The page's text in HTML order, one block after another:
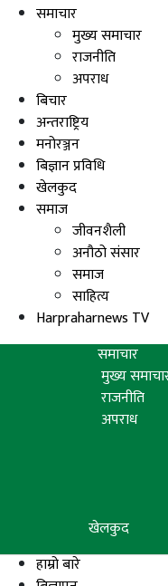
समाचार
मुख्य समाचार
राजनीति
अपराध
बिचार
अन्तराष्ट्रिय
मनोरञ्जन
बिज्ञान प्रविधि
खेलकुद
समाज
जीवनशैली
अनौठो संसार
समाज
साहित्य
Harpraharnews TV
समाचार
मुख्य
राजनीति
अपराध
खेलकुद
हाम्रो बारे